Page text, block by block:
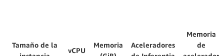
Tamaño de la
vCPU
Memoria
Aceleradores
Memoria
de